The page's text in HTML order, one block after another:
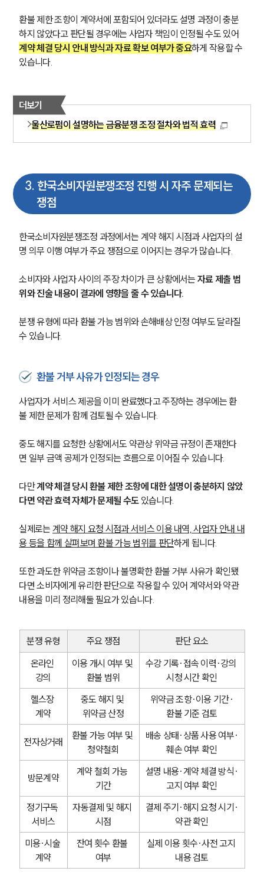
그룹소개
그룹소개
대륜의 강점
오시는 길
글로벌 파트너 로펌
고객의 소리
통합검색
AI대륜
업무사례
주요 업무사례
환불 제한 조항이 계약서에 포함되어 있더라도 설명 과정이 충분
하지 않았다고 판단될 경우에는 사업자 책임이 인정될 수도 있어
계약 체결 당시 안내 방식과 자료 확보 여부가 중요하게 작용할 수
있습니다.
더보기
울산로펌이 설명하는 금융분쟁 조정 절차와 법적 효력
3. 한국소비자원분쟁조정 진행 시 자주 문제되는
쟁점
한국소비자원분쟁조정 과정에서는 계약 해지 시점과 사업자의 설
명 의무 이행 여부가 주요 쟁점으로 이어지는 경우가 많습니다.
소비자와 사업자 사이의 주장 차이가 큰 상황에서는 자료 제출 범
위와 진술 내용이 결과에 영향을 줄 수 있습니다.
분쟁 유형에 따라 환불 가능 범위와 손해배상 인정 여부도 달라질
수 있습니다.
환불 거부 사유가 인정되는 경우
사업자가 서비스 제공을 이미 완료했다고 주장하는 경우에는 환
불 제한 문제가 함께 검토될 수 있습니다.
중도 해지를 요청한 상황에서도 약관상 위약금 규정이 존재한다
면 일부 금액 공제가 인정되는 흐름으로 이어질 수 있습니다.
다만 계약 체결 당시 환불 제한 조항에 대한 설명이 충분하지 않았
다면 약관 효력 자체가 문제될 수도 있습니다.
실제로는 계약 해지 요청 시점과 서비스 이용 내역, 사업자 안내 내
용 등을 함께 살펴보며 환불 가능 범위를 판단하게 됩니다.
또한 과도한 위약금 조항이나 불명확한 환불 거부 사유가 확인됐
다면 소비자에게 유리한 판단으로 작용할 수 있어 계약서와 약관
내용을 미리 정리해둘 필요가 있습니다.
분쟁 유형 주요 쟁점
판단 요소
온라인
강의
이용 개시 여부 및
환불 범위
수강 기록·접속 이력·강의
시청 시간 확인
헬스장
계약
중도 해지 및
위약금 산정
위약금 조항·이용 기간·
환불 기준 검토
전자상거래
환불 가능 여부 및
청약철회
배송 상태·상품 사용 여부·
훼손 여부 확인
방문계약
계약 철회 가능
기간
설명 내용·계약 체결 방식·
고지 여부 확인
정기구독
서비스
자동결제 및 해지
시점
결제 주기·해지 요청 시기·
약관 확인
미용·시술
계약
잔여 횟수 환불
여부
실제 이용 횟수·사전 고지
내용 검토